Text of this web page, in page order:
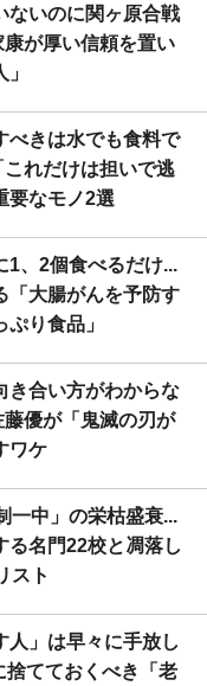
ないのに関ヶ原合戦
が厚い信頼を置い
べきは水でも食料で
これだけは担いで逃
要なモノ2選
1、2個食べるだけ...
「大腸がんを予防す
り食品」
き合い方がわからな
優が「鬼滅の刃が
ワケ
一中」の栄枯盛衰...
る名門22校と凋落し
スト
人」は早々に手放し
捨てておくべき「老